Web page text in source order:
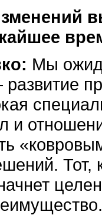
Мы
развитие
и
Тот,